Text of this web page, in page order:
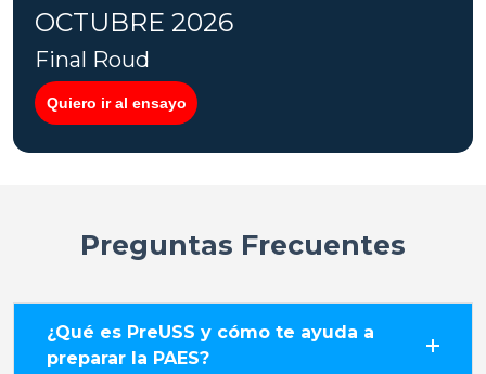
OCTUBRE 2026
Final Roud
Quiero ir al ensayo
Preguntas Frecuentes
¿Qué es PreUSS y cómo te ayuda a
preparar la PAES?